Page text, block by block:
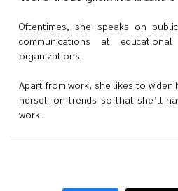
Oftentimes, she speaks on
communications at
organizations.
Apart from work, she likes to widen
herself on trends so that she’ll
work.